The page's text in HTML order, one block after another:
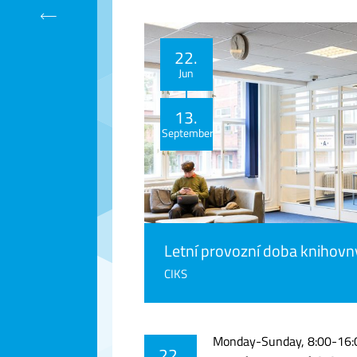
Calendar
22.
Jun
13.
September
Letní provozní doba
CIKS
Monday-Sunday, 8:00-